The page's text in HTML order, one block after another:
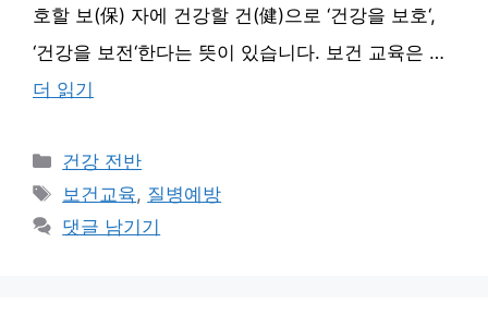
호할 보(保) 자에 건강할 건(健)으로 ‘건강을 보호‘,
‘건강을 보전‘한다는 뜻이 있습니다. 보건 교육은 …
더 읽기
카
테
리
건강 전반
태
그
보건교육, 질병예방
댓글 남기기